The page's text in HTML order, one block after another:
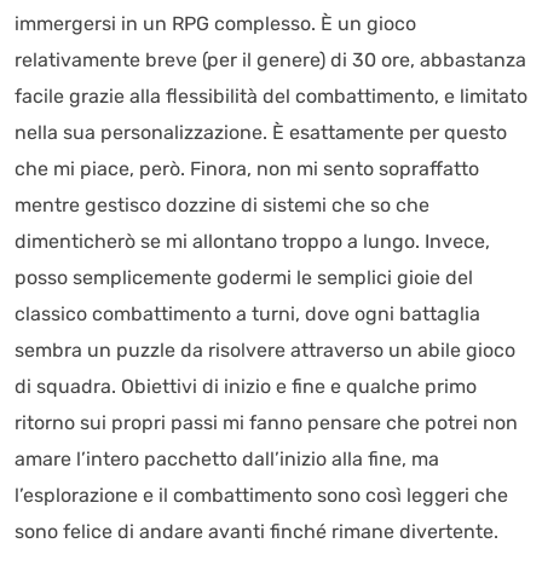
immergersi in un RPG complesso. È un gioco
relativamente breve (per il genere) di 30 ore, abbastanza
facile grazie alla flessibilità del combattimento, e limitato
nella sua personalizzazione. È esattamente per questo
che mi piace, però. Finora, non mi sento sopraffatto
mentre gestisco dozzine di sistemi che so che
dimenticherò se mi allontano troppo a lungo. Invece,
posso semplicemente godermi le semplici gioie del
classico combattimento a turni, dove ogni battaglia
sembra un puzzle da risolvere attraverso un abile gioco
di squadra. Obiettivi di inizio e fine e qualche primo
ritorno sui propri passi mi fanno pensare che potrei non
amare l’intero pacchetto dall’inizio alla fine, ma
l’esplorazione e il combattimento sono così leggeri che
sono felice di andare avanti finché rimane divertente.